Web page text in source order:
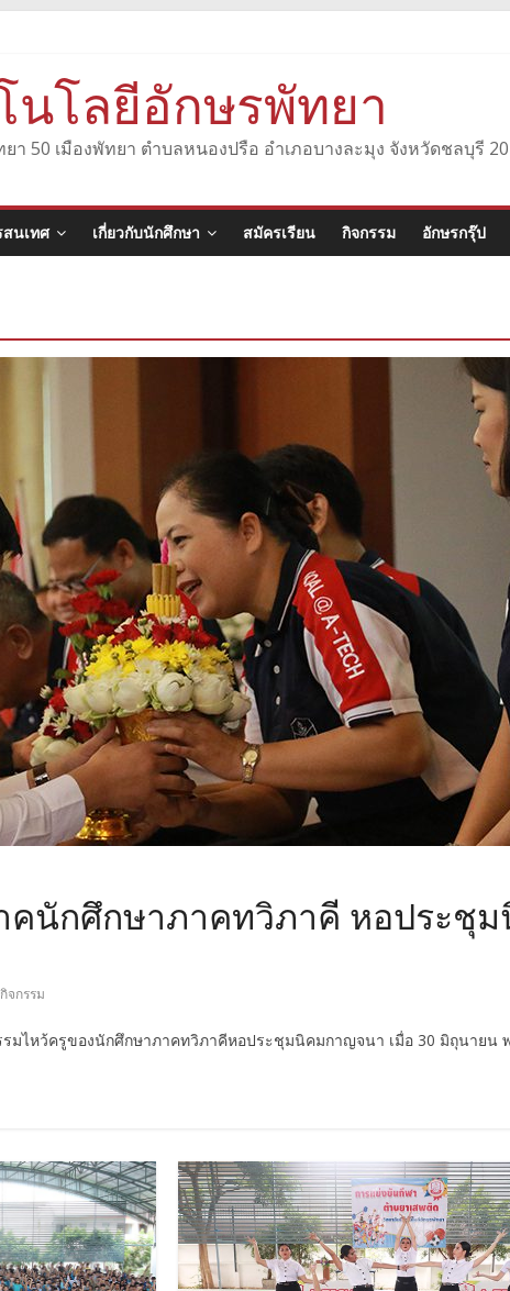
นโลยีอักษรพัทยา
50 เมืองพัทยา ตำบลหนองปรือ อำเภอบางละมุง จังหวัดชลบุรี
นเทศ เกี่ยวกับนักศึกษา สมัครเรียน กิจกรรม อักษรกรุ๊ป
คนักศึกษาภาคทวิภาคี หอประชุ
กิจกรรม
มไหว้ครูของนักศึกษาภาคทวิภาคีหอประชุมนิคมกาญจนา เมื่อ 30 มิถุนายน